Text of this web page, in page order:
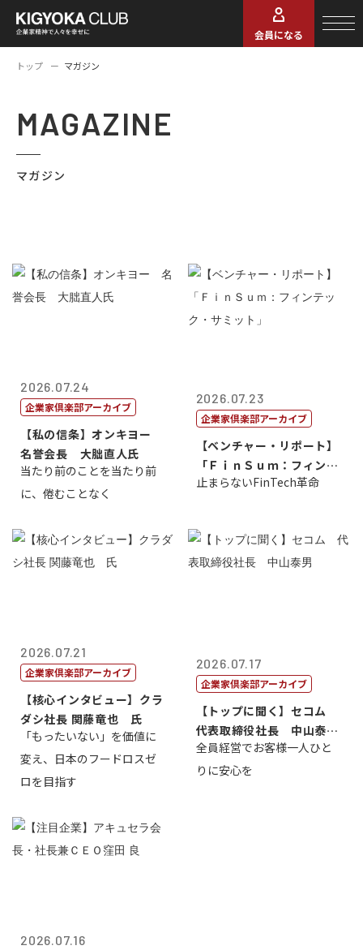
会員になる
トップ マガジン
MAGAZINE
マガジン
2026.07.24
企業家倶楽部アーカイブ
【私の信条】オンキヨー
名誉会長 大朏直人氏
当たり前のことを当たり前
に、倦むことなく
2026.07.23
企業家倶楽部アーカイブ
【ベンチャー・リポート】
「ＦｉｎＳｕｍ：フィンテ
ック・サミッ...
止まらないFinTech革命
2026.07.21
企業家倶楽部アーカイブ
【核心インタビュー】クラ
ダシ社長 関藤竜也 氏
「もったいない」を価値に
変え、日本のフードロスゼ
ロを目指す
2026.07.17
企業家倶楽部アーカイブ
【トップに聞く】セコム
代表取締役社長 中山泰
男
全員経営でお客様一人ひと
りに安心を
2026.07.16